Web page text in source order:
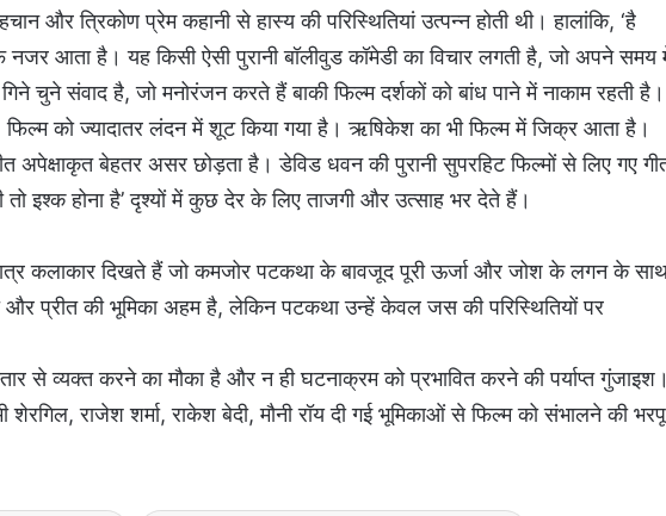
और त्रिकोण प्रेम कहानी से हास्‍य की परिस्थितियां उत्‍पन्‍न होती थी। हालांकि, ‘है
नजर आता है। यह किसी ऐसी पुरानी बॉलीवुड कॉमेडी का विचार लगती है, जो अपने समय
चुने संवाद है, जो मनोरंजन करते हैं बाकी फिल्‍म दर्शकों को बांध पाने में नाकाम रहती है।
को ज्‍यादातर लंदन में शूट किया गया है। ऋषिकेश का भी फिल्‍म में जिक्र आता है।
अपेक्षाकृत बेहतर असर छोड़ता है। डेविड धवन की पुरानी सुपरहिट फिल्मों से लिए गए
तो इश्क होना है’ दृश्यों में कुछ देर के लिए ताजगी और उत्साह भर देते हैं।
कलाकार दिखते हैं जो कमजोर पटकथा के बावजूद पूरी ऊर्जा और जोश के लगन के
और प्रीत की भूमिका अहम है, लेकिन पटकथा उन्हें केवल जस की परिस्थितियों पर
से व्यक्त करने का मौका है और न ही घटनाक्रम को प्रभावित करने की पर्याप्त गुंजाइश।
शेरगिल, राजेश शर्मा, राकेश बेदी, मौनी रॉय दी गई भूमिकाओं से फिल्‍म को संभालने की